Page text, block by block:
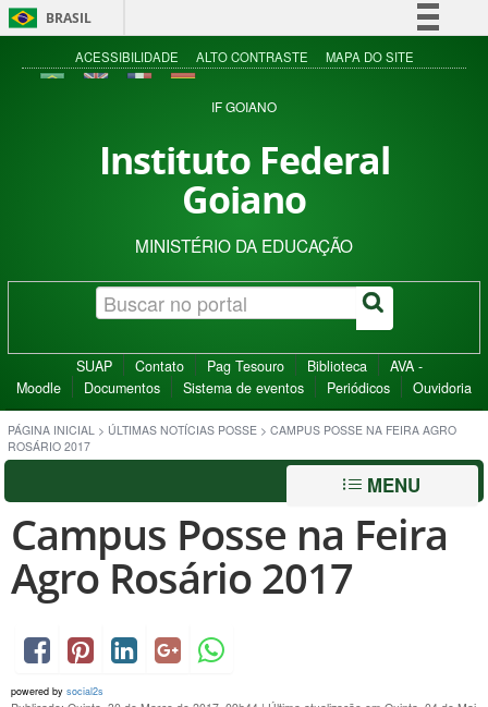
BRASIL
Simplifique!
Acesso à informação
ACESSIBILIDADE ALTO CONTRASTE MAPA DO SITE
IF GOIANO
Instituto Federal
Goiano
MINISTÉRIO DA EDUCAÇÃO
SUAP Contato Pag Tesouro Biblioteca
AVA -
Moodle
Documentos Sistema de eventos Periódicos Ouvidoria
PÁGINA INICIAL > ÚLTIMAS NOTÍCIAS POSSE > CAMPUS POSSE NA FEIRA AGRO
ROSÁRIO 2017
MENU
Campus Posse na Feira
Agro Rosário 2017
powered by social2s